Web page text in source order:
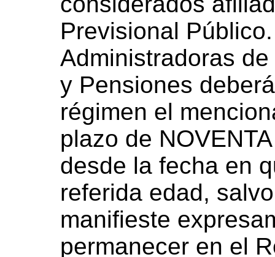
Previsional
Administradoras
y Pensiones
régimen el
plazo de
desde la fecha en
referida edad,
manifieste
permanecer en el